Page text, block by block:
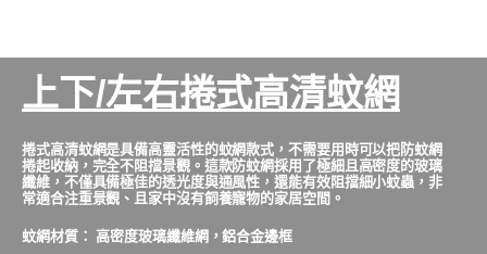
上下/左右捲式高清蚊網
捲式高清蚊網是具備高靈活性的蚊網款式，不需要用時可以把防蚊網
捲起收納，完全不阻擋景觀。這款防蚊網採用了極細且高密度的玻璃
纖維，不僅具備極佳的透光度與通風性，還能有效阻擋細小蚊蟲，非
常適合注重景觀、且家中沒有飼養寵物的家居空間。
蚊網材質： 高密度玻璃纖維網，鋁合金邊框